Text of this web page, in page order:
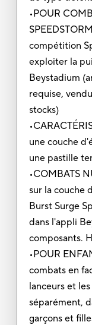
•POUR
compétition
exploiter la
Beystadium
requise,
stocks)
une couche
une pastille
•COMBATS
sur la couche
Burst Surge
dans l'appli
composants.
•POUR
combats en
lanceurs et
séparément,
garçons et